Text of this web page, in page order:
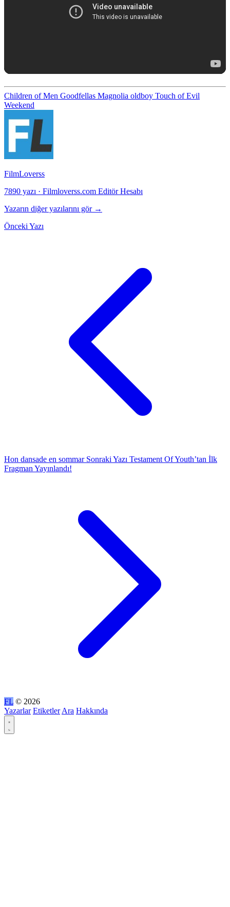
Children of Men Goodfellas Magnolia oldboy Touch of Evil
Weekend
FilmLoverss
7890 yazı · Filmloverss.com Editör Hesabı
Yazarın diğer yazılarını gör →
Önceki Yazı
Hon dansade en sommar Sonraki Yazı Testament Of Youth’tan İlk
Fragman Yayınlandı!
FL © 2026
Yazarlar Etiketler Ara Hakkında